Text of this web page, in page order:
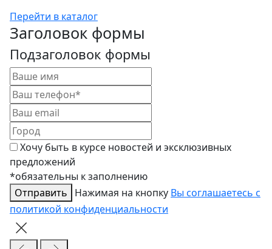
Перейти в каталог
Заголовок формы
Подзаголовок формы
Хочу быть в курсе новостей и эксклюзивных
предложений
*обязательны к заполнению
Отправить
Нажимая на кнопку Вы соглашаетесь с
политикой конфиденциальности